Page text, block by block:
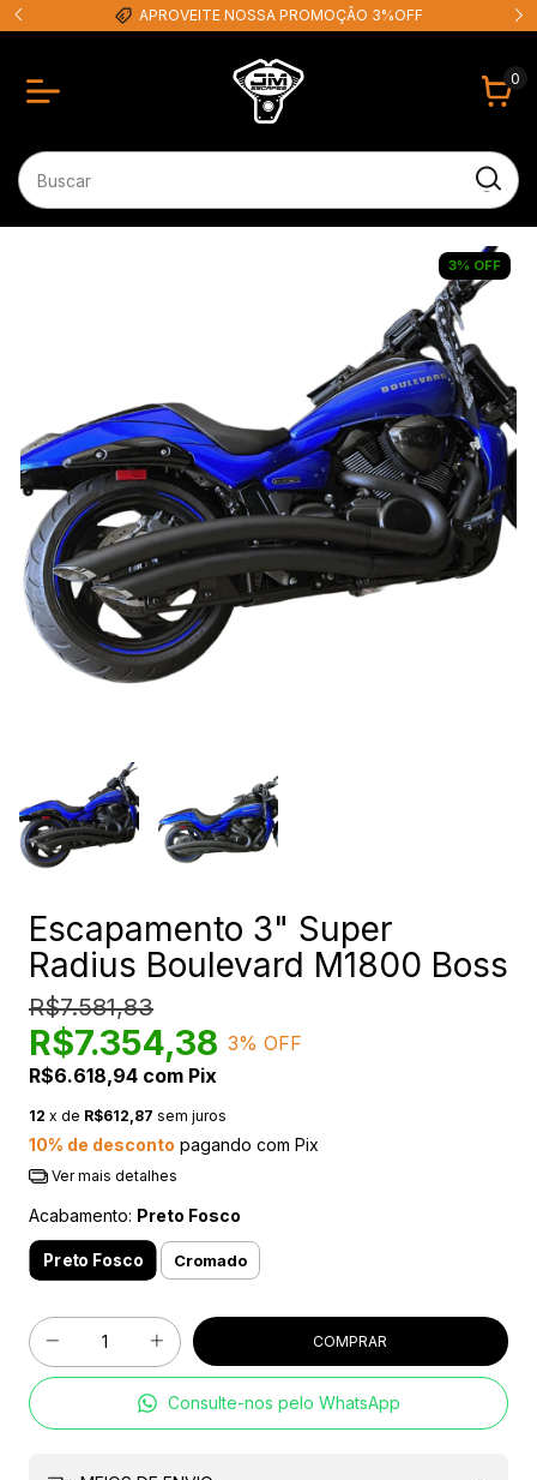
APROVEITE NOSSA PROMOÇÃO 3%OFF
0
3% OFF
Escapamento 3" Super
Radius Boulevard M1800 Boss
R$7.581,83
R$7.354,38 3% OFF
R$6.618,94 com Pix
12 x de R$612,87 sem juros
10% de desconto pagando com Pix
Ver mais detalhes
Acabamento: Preto Fosco
Preto Fosco Cromado
Consulte-nos pelo WhatsApp